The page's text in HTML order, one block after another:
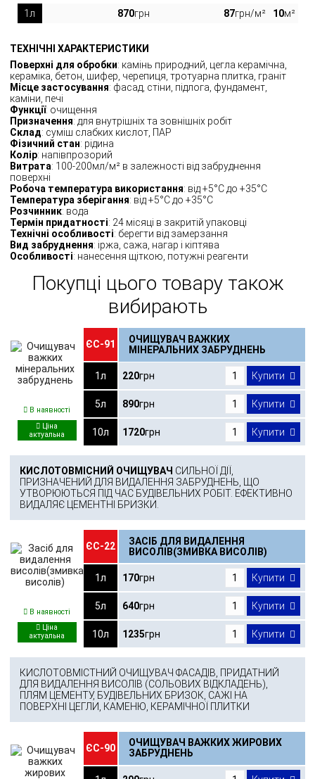
1л
870грн 87грн/м² 10м²
ТЕХНІЧНІ ХАРАКТЕРИСТИКИ
Поверхні для обробки: камінь природний, цегла керамічна,
кераміка, бетон, шифер, черепиця, тротуарна плитка, граніт
Місце застосування: фасад, стіни, підлога, фундамент,
каміни, печі
Функції: очищення
Призначення: для внутрішніх та зовнішніх робіт
Склад: суміш слабких кислот, ПАР
Фізичний стан: рідина
Колір: напівпрозорий
Витрата: 100-200мл/м² в залежності від забруднення
поверхні
Робоча температура використання: від +5°C до +35°C
Температура зберігання: від +5°C до +35°C
Розчинник: вода
Термін придатності: 24 місяці в закритій упаковці
Технічні особливості: берегти від замерзання
Вид забруднення: іржа, сажа, нагар і кіптява
Особливості: нанесення щіткою, потужні реагенти
Покупці цього товару також
вибирають
В наявності
ЄС-91
ОЧИЩУВАЧ ВАЖКИХ
МІНЕРАЛЬНИХ ЗАБРУДНЕНЬ
1л 220грн Купити
5л 890грн Купити
10л 1720грн Купити
КИСЛОТОВМІСНИЙ ОЧИЩУВАЧ СИЛЬНОЇ ДІЇ,
ПРИЗНАЧЕНИЙ ДЛЯ ВИДАЛЕННЯ ЗАБРУДНЕНЬ, ЩО
УТВОРЮЮТЬСЯ ПІД ЧАС БУДІВЕЛЬНИХ РОБІТ. ЕФЕКТИВНО
ВИДАЛЯЄ ЦЕМЕНТНІ БРИЗКИ.
В наявності
ЄС-22
ЗАСІБ ДЛЯ ВИДАЛЕННЯ
ВИСОЛІВ(ЗМИВКА ВИСОЛІВ)
1л 170грн Купити
5л 640грн Купити
10л 1235грн Купити
КИСЛОТОВМІСТНИЙ ОЧИЩУВАЧ ФАСАДІВ, ПРИДАТНИЙ
ДЛЯ ВИДАЛЕННЯ ВИСОЛІВ (СОЛЬОВИХ ВІДКЛАДЕНЬ),
ПЛЯМ ЦЕМЕНТУ, БУДІВЕЛЬНИХ БРИЗОК, САЖІ НА
ПОВЕРХНІ ЦЕГЛИ, КАМЕНЮ, КЕРАМІЧНОЇ ПЛИТКИ
ЄС-90
ОЧИЩУВАЧ ВАЖКИХ ЖИРОВИХ
ЗАБРУДНЕНЬ